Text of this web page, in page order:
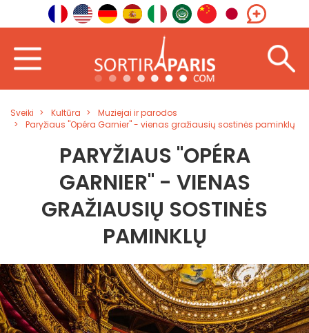
Sveiki Kultūra
Muziejai ir parodos
Paryžiaus "Opéra Garnier" - vienas gražiausių sostinės paminklų
PARYŽIAUS "OPÉRA
GARNIER" - VIENAS
GRAŽIAUSIŲ SOSTINĖS
PAMINKLŲ